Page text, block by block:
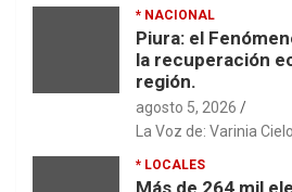
* NACIONAL
Piura: el
la recuperación
región.
agosto 5, 2026
La Voz de: Varinia
* LOCALES
Más de 264 mil